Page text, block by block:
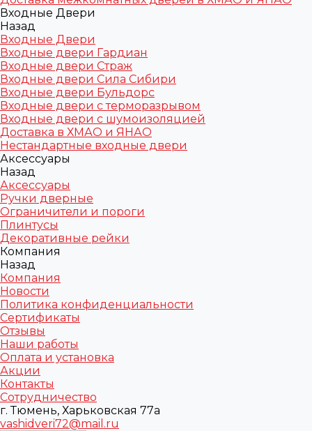
Входные Двери
Назад
Входные Двери
Входные двери Гардиан
Входные двери Страж
Входные двери Сила Сибири
Входные двери Бульдорс
Входные двери с терморазрывом
Входные двери с шумоизоляцией
Доставка в ХМАО и ЯНАО
Нестандартные входные двери
Аксессуары
Назад
Аксессуары
Ручки дверные
Ограничители и пороги
Плинтусы
Декоративные рейки
Компания
Назад
Компания
Новости
Политика конфиденциальности
Сертификаты
Отзывы
Наши работы
Оплата и установка
Акции
Контакты
Сотрудничество
г. Тюмень, Харьковская 77а
vashidveri72@mail.ru